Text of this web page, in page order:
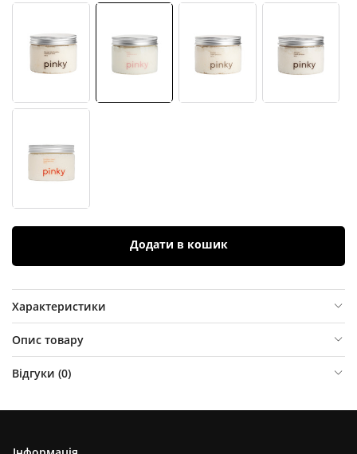
Додати в кошик
Характеристики
Опис товару
Відгуки (0)